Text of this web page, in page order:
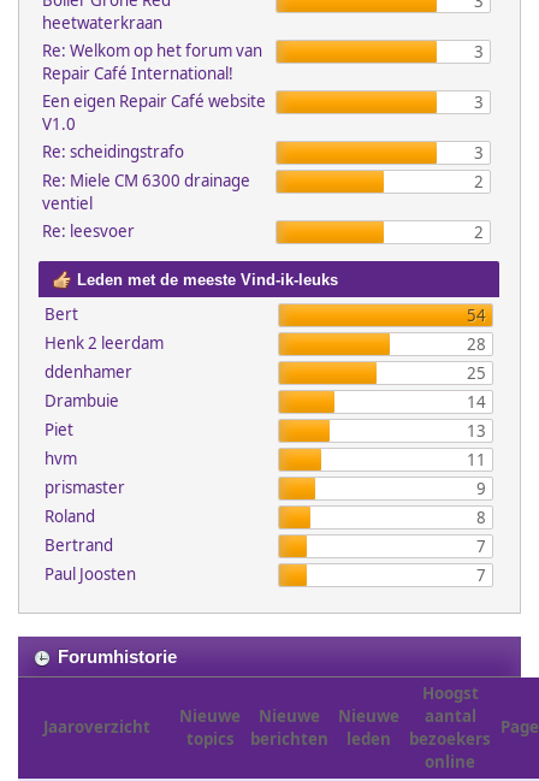
heetwaterkraan
Re: Welkom op het forum van
Repair Café International!
3
Een eigen Repair Café website
V1.0
3
Re: scheidingstrafo
3
Re: Miele CM 6300 drainage
ventiel
2
Re: leesvoer 2
Leden met de meeste Vind-ik-leuks
Bert
54
Henk 2 leerdam
28
ddenhamer
25
Drambuie
14
Piet
13
hvm
11
prismaster
9
Roland
8
Bertrand
7
Paul Joosten
7
Forumhistorie
Jaaroverzicht
Nieuwe
topics
Nieuwe
berichten
Nieuwe
leden
Hoogst
aantal
bezoekers
online